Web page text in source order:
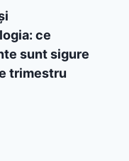
ce
sunt sigure
trimestru